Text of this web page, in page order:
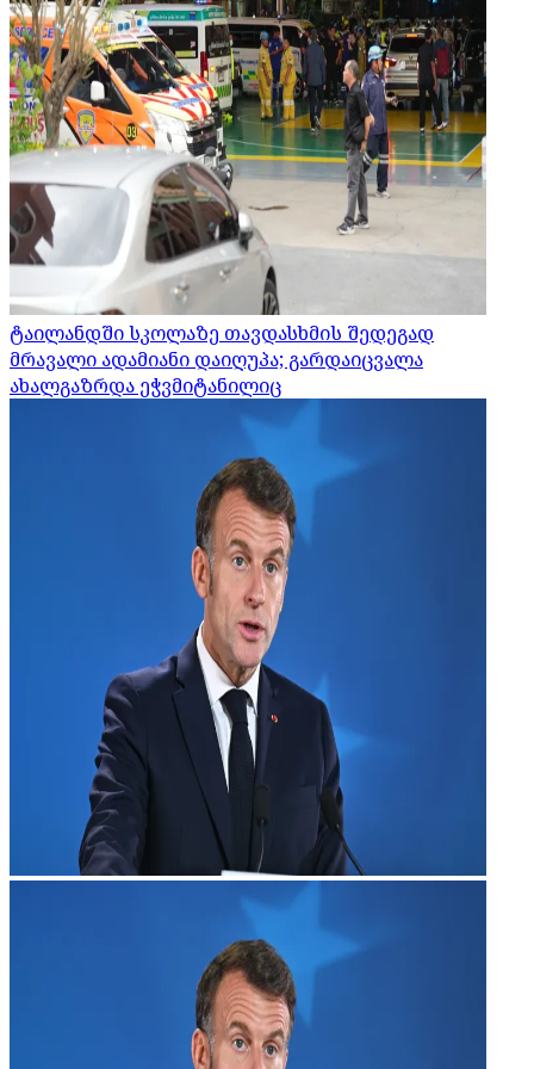
ტაილანდში სკოლაზე თავდასხმის შედეგად
მრავალი ადამიანი დაიღუპა; გარდაიცვალა
ახალგაზრდა ეჭვმიტანილიც